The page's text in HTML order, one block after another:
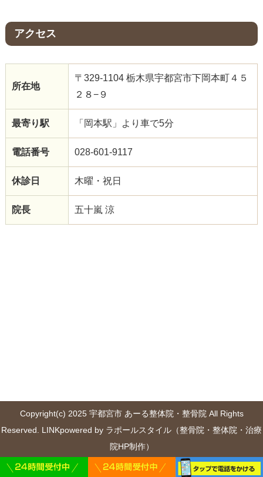
アクセス
所在地
〒329-1104 栃木県宇都宮市下岡本町４５
２８−９
最寄り駅 「岡本駅」より車で5分
電話番号 028-601-9117
休診日 木曜・祝日
院長 五十嵐 涼
Copyright(c) 2025 宇都宮市 あーる整体院・整骨院 All Rights
Reserved. LINKpowered by ラポールスタイル（整骨院・整体院・治療
院HP制作）